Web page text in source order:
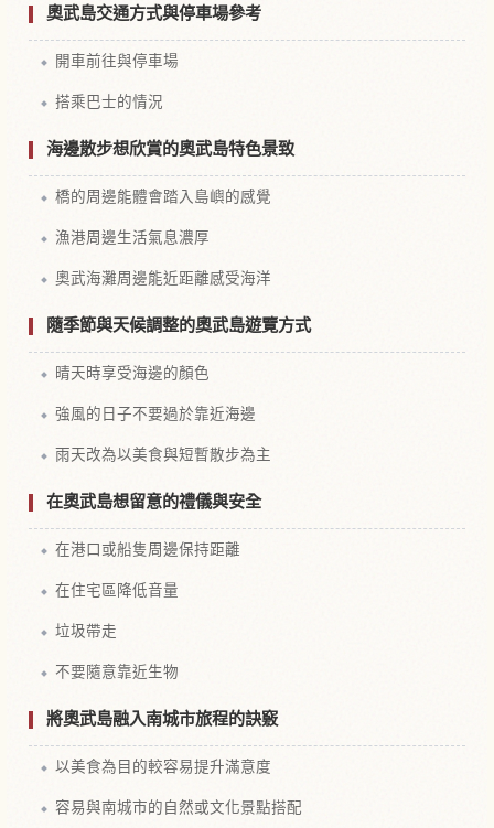
奧武島交通方式與停車場參考
開車前往與停車場
搭乘巴士的情況
海邊散步想欣賞的奧武島特色景致
橋的周邊能體會踏入島嶼的感覺
漁港周邊生活氣息濃厚
奧武海灘周邊能近距離感受海洋
隨季節與天候調整的奧武島遊覽方式
晴天時享受海邊的顏色
強風的日子不要過於靠近海邊
雨天改為以美食與短暫散步為主
在奧武島想留意的禮儀與安全
在港口或船隻周邊保持距離
在住宅區降低音量
垃圾帶走
不要隨意靠近生物
將奧武島融入南城市旅程的訣竅
以美食為目的較容易提升滿意度
容易與南城市的自然或文化景點搭配